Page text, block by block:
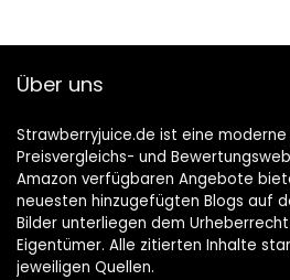
Über uns
Strawberryjuice.de ist eine
Preisvergleichs- und
Amazon verfügbaren Angebote
neuesten hinzugefügten Blogs auf
Bilder unterliegen dem
Eigentümer. Alle zitierten Inhalte
jeweiligen Quellen.